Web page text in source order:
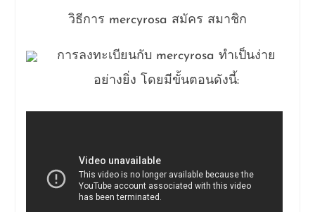
วิธีการ mercyrosa สมัคร สมาชิก
การลงทะเบียนกับ mercyrosa ทำเป็นง่าย
อย่างยิ่ง โดยมีขั้นตอนดังนี้: